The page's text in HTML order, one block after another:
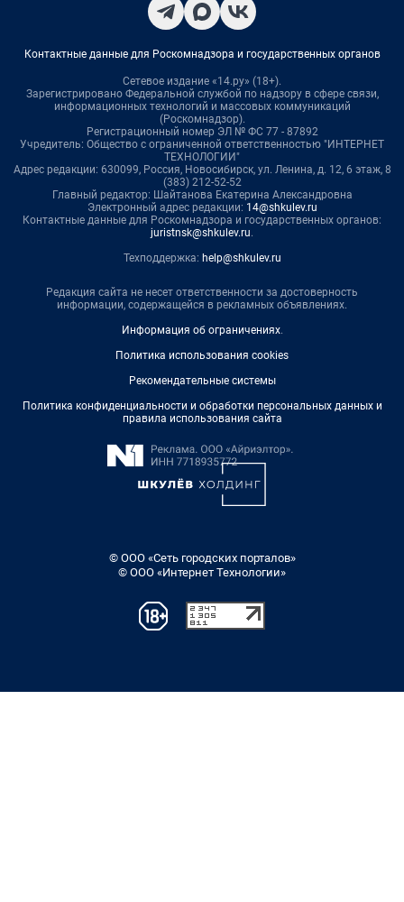
Контактные данные для Роскомнадзора и государственных органов
Сетевое издание «14.ру» (18+).
Зарегистрировано Федеральной службой по надзору в сфере связи,
информационных технологий и массовых коммуникаций
(Роскомнадзор).
Регистрационный номер ЭЛ № ФС 77 - 87892
Учредитель: Общество с ограниченной ответственностью "ИНТЕРНЕТ
ТЕХНОЛОГИИ"
Адрес редакции: 630099, Россия, Новосибирск, ул. Ленина, д. 12, 6 этаж, 8
(383) 212-52-52
Главный редактор: Шайтанова Екатерина Александровна
Электронный адрес редакции: 14@shkulev.ru
Контактные данные для Роскомнадзора и государственных органов:
juristnsk@shkulev.ru.
Техподдержка: help@shkulev.ru
Редакция сайта не несет ответственности за достоверность
информации, содержащейся в рекламных объявлениях.
Информация об ограничениях.
Политика использования cookies
Рекомендательные системы
Политика конфиденциальности и обработки персональных данных и
правила использования сайта
© ООО «Сеть городских порталов»
© ООО «Интернет Технологии»